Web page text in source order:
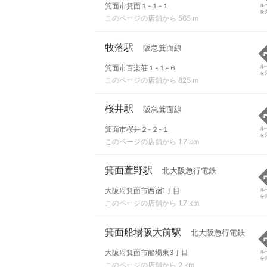
箕面市箕面１-１-１
このページの店舗から 565 m
ル
を
牧落駅 阪急箕面線
箕面市百楽荘１-１-６
このページの店舗から 825 m
ル
を
桜井駅 阪急箕面線
箕面市桜井２-２-１
このページの店舗から 1.7 km
ル
を
箕面萱野駅 北大阪急行電鉄
大阪府箕面市西宿1丁目
このページの店舗から 1.7 km
ル
を
箕面船場阪大前駅 北大阪急行電鉄
大阪府箕面市船場東3丁目
このページの店舗から 2 km
ル
を